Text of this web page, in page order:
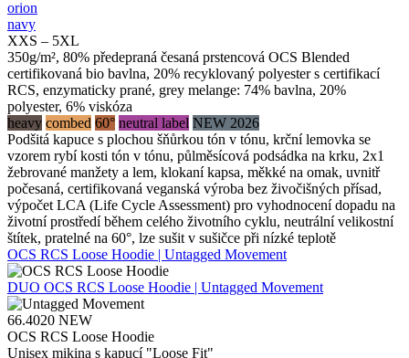
orion
navy
XXS – 5XL
350g/m², 80% předepraná česaná prstencová OCS Blended
certifikovaná bio bavlna, 20% recyklovaný polyester s certifikací
RCS, enzymaticky prané, grey melange: 74% bavlna, 20%
polyester, 6% viskóza
heavy combed 60° neutral label NEW 2026
Podšitá kapuce s plochou šňůrkou tón v tónu, krční lemovka se
vzorem rybí kosti tón v tónu, půlměsícová podsádka na krku, 2x1
žebrované manžety a lem, klokaní kapsa, měkké na omak, uvnitř
počesaná, certifikovaná veganská výroba bez živočišných přísad,
výpočet LCA (Life Cycle Assessment) pro vyhodnocení dopadu na
životní prostředí během celého životního cyklu, neutrální velikostní
štítek, pratelné na 60°, lze sušit v sušičce při nízké teplotě
OCS RCS Loose Hoodie | Untagged Movement
DUO OCS RCS Loose Hoodie | Untagged Movement
66.4020 NEW
OCS RCS Loose Hoodie
Unisex mikina s kapucí "Loose Fit"